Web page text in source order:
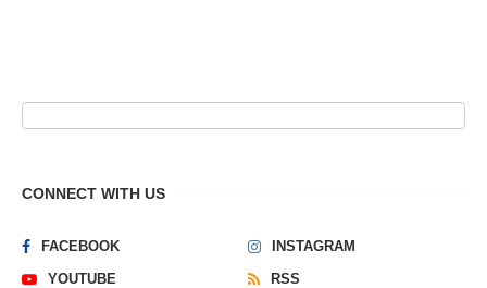
CONNECT WITH US
FACEBOOK
INSTAGRAM
YOUTUBE
RSS